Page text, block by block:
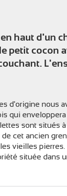
haut d'un
petit cocon
d'origine nous
qui
sont situés
cet ancien
vieilles pierres.
située dans